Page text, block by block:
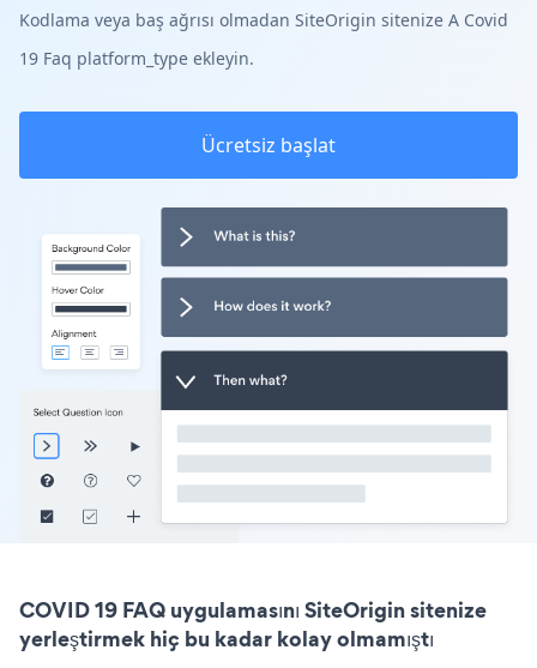
Kodlama veya baş ağrısı olmadan SiteOrigin sitenize A Covid
19 Faq platform_type ekleyin.
Ücretsiz başlat
COVID 19 FAQ uygulamasını SiteOrigin sitenize
yerleştirmek hiç bu kadar kolay olmamıştı